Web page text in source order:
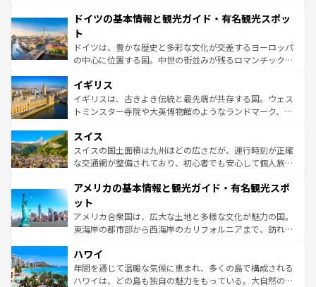
せる。地方によって風土や気候が異なるスペインはその個
ンテンツ一覧 を参照してほしい。
で、幅広い魅力が詰まっている。華麗な宮殿、歴史的な大
聖堂、美しいビーチ、そして豊かな自然が、訪れる者を心
から魅了する。また、フランスは美食の国としても知ら
れ、フランス料理はユネスコ無形文化遺産にも登録されて
香り高いラベンダー畑など、多彩な楽しみ方が可能だ。さ
らに、パリ以外の地域にも魅力が溢れており、どの街角に
も豊かな歴史と文化が息づいている。パリ以外の個性あふ
を参照してほしい。
ドイツの基本情報と観光ガイド・有名観光スポッ
ト
ドイツは、豊かな歴史と多彩な文化が交差するヨーロッパ
の中心に位置する国。中世の街並みが残るロマンチック街
顔を持つこの国は、どこを歩いても飽きることがない。ベ
ルリンの文化的活気、バイエルン州のアルプスの絶景、そ
してライン川沿いのワイン畑といった風景は必見。ビール
は、お酒好きな人にはぜひ体験してほしい。 なお、新着の
ドイツ情報はコンテンツ一覧を参照してほしい。
イギリス
イギリスは、古きよき伝統と最先端が共存する国。ウェス
トミンスター寺院や大英博物館のようなランドマーク、歴
リアごとに異なる魅力がある。また、優雅なアフタヌーン
ティー、ビール好きにはたまらない英国パブ、サッカー観
戦など、本場だからこそできる体験も豊富。イギリスを旅
ンツ一覧を参照してほしい。
スイス
スイスの国土面積は九州ほどの広さだが、運行時刻が正確
な交通網が整備されており、初心者でも安心して個人旅行
の建物がそのまま残る町や、スイスならではのユニークな
博物館もあり、アルプス観光だけでなく町歩きも満喫する
ことができる。国民の所得が高いため物価も高いが、旅行
者向けの交通パス提供のサービスもあり、うまく活用すれ
着のスイス情報は
アメリカの基本情報と観光ガイド・有名観光スポ
ット
アメリカ合衆国は、広大な土地と多様な文化が魅力の国。
東海岸の都市部から西海岸のカリフォルニアまで、訪れる
のような巨大都市は、観光、ショッピング、エンターテイ
ンメントが詰まった刺激的なスポットだ。一方、アメリカ
西部には大自然が広がり、グランドキャニオンやイエロー
ハワイ
年間を通じて温暖な気候に恵まれ、多くの島で構成される
ハワイは、どの島も独自の魅力をもっている。大自然の神